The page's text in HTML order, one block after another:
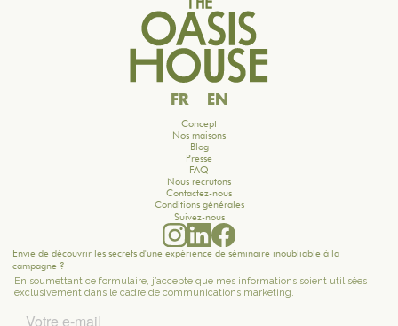
FR EN
Concept
Nos maisons
Blog
Presse
FAQ
Nous recrutons
Contactez-nous
Conditions générales
Suivez-nous
Envie de découvrir les secrets d'une expérience de séminaire inoubliable à la
campagne ?